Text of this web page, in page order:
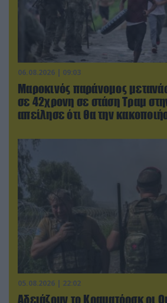
06.08.2026 | 09:03
Μαροκινός παράνομος
σε 42χρονη σε στάση Τραμ
απείλησε ότι θα την
05.08.2026 | 22:02
Αδειάζουν το Κραματόρσκ οι